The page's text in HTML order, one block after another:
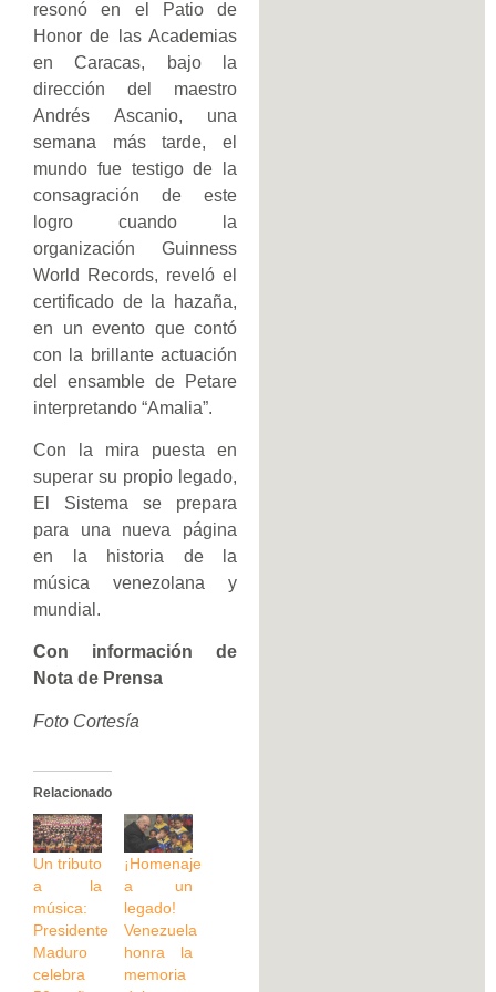
resonó en el Patio de
Honor de las Academias
en Caracas, bajo la
dirección del maestro
Andrés Ascanio, una
semana más tarde, el
mundo fue testigo de la
consagración de este
logro cuando la
organización Guinness
World Records, reveló el
certificado de la hazaña,
en un evento que contó
con la brillante actuación
del ensamble de Petare
interpretando “Amalia”.
Con la mira puesta en
superar su propio legado,
El Sistema se prepara
para una nueva página
en la historia de la
música venezolana y
mundial.
Con información de
Nota de Prensa
Foto Cortesía
Relacionado
Un tributo
a la
música:
Presidente
Maduro
celebra
¡Homenaje
a un
legado!
Venezuela
honra la
memoria